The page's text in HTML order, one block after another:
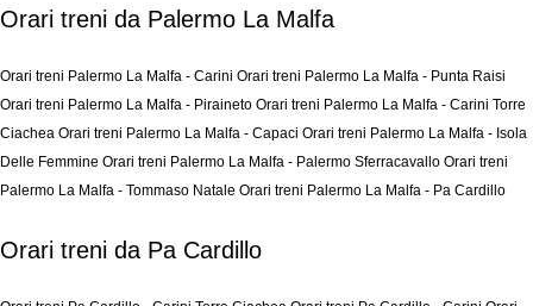
Orari treni da Palermo La Malfa
Orari treni Palermo La Malfa - Carini Orari treni Palermo La Malfa - Punta Raisi
Orari treni Palermo La Malfa - Piraineto Orari treni Palermo La Malfa - Carini Torre
Ciachea Orari treni Palermo La Malfa - Capaci Orari treni Palermo La Malfa - Isola
Delle Femmine Orari treni Palermo La Malfa - Palermo Sferracavallo Orari treni
Palermo La Malfa - Tommaso Natale Orari treni Palermo La Malfa - Pa Cardillo
Orari treni da Pa Cardillo